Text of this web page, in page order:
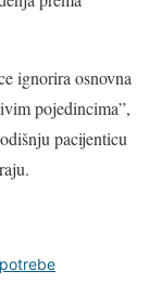
ignorira osnovna
pojedincima”,
pacijenticu